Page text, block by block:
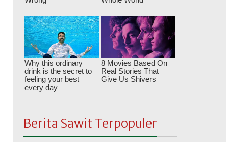
Berita Sawit Terpopuler